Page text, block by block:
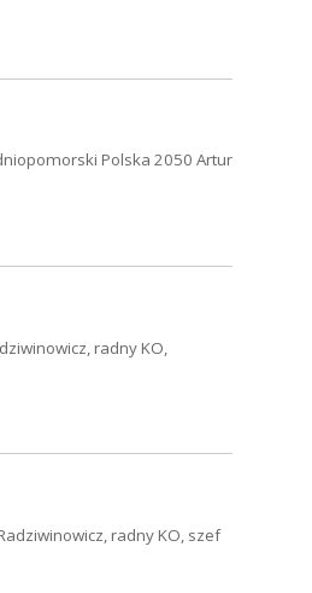
Polska 2050 Artur
radny KO,
radny KO, szef